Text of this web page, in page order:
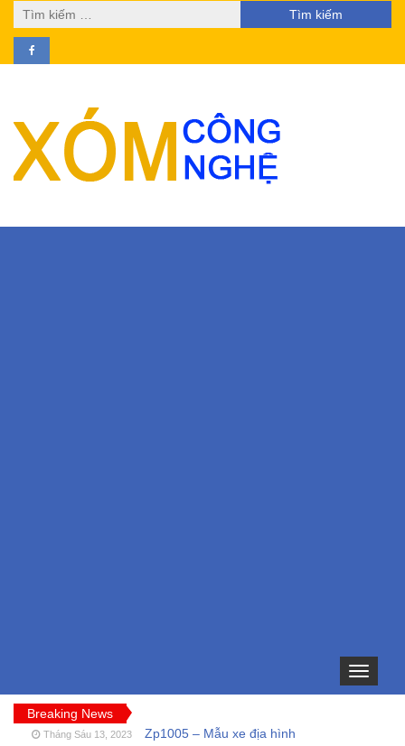
Tìm
kiếm
cho:
Toggle
navigation
Breaking News
Tháng Sáu 13, 2023
Zp1005 – Mẫu xe địa hình